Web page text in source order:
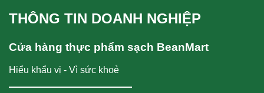
THÔNG TIN DOANH NGHIỆP
Cửa hàng thực phẩm sạch BeanMart
Hiểu khẩu vị - Vì sức khoẻ